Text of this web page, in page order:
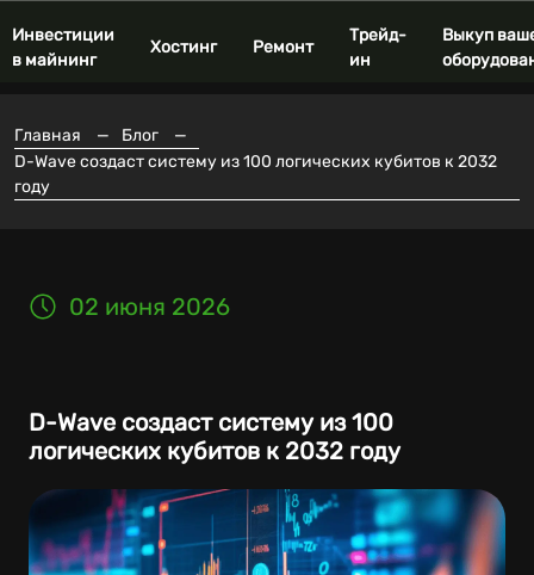
Инвестиции
в майнинг
Хостинг Ремонт
Трейд-
ин
Выкуп
Главная — Блог
—
D-Wave создаст систему из 100 логических кубитов к 2032
году
02 июня 2026
D-Wave создаст систему из 100
логических кубитов к 2032 году